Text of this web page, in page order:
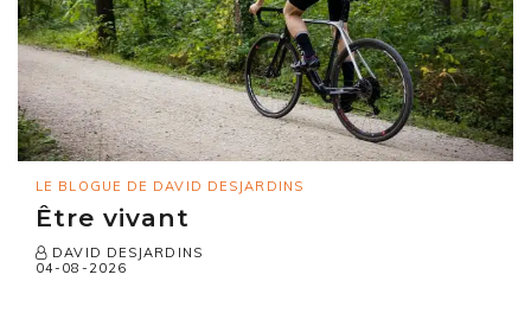
LE BLOGUE DE DAVID DESJARDINS
Être vivant
DAVID DESJARDINS
04-08-2026